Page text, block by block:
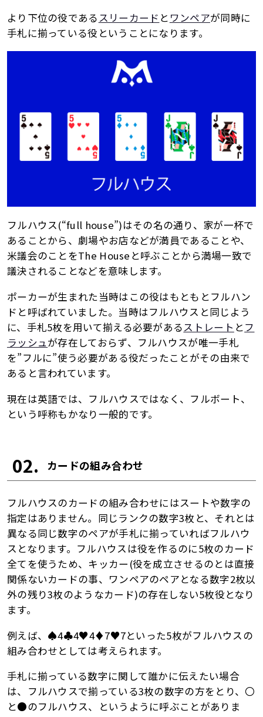
より下位の役である スリーカード と ワンペアが同時に
手札に揃っている役ということになります。
フルハウス(“full house”)はその名の通り、家が一杯で
あることから、劇場やお店などが満員であることや、
米議会のことをThe Houseと呼ぶことから満場一致で
議決されることなどを意味します。
ポーカーが生まれた当時はこの役はもともとフルハン
ドと呼ばれていました。当時はフルハウスと同じよう
に、手札5枚を用いて揃える必要があるストレート とフ
ラッシュが存在しておらず、フルハウスが唯一手札
を”フルに”使う必要がある役だったことがその由来で
あると言われています。
現在は英語では、フルハウスではなく、フルボート、
という呼称もかなり一般的です。
02. カードの組み合わせ
フルハウスのカードの組み合わせにはスートや数字の
指定はありません。同じランクの数字3枚と、それとは
異なる同じ数字のペアが手札に揃っていればフルハウ
スとなります。フルハウスは役を作るのに5枚のカード
全てを使うため、キッカー(役を成立させるのとは直接
関係ないカードの事、ワンペアのペアとなる数字2枚以
外の残り3枚のようなカード)の存在しない5枚役となり
ます。
例えば、♠4♣4♥4♦7♥7といった5枚がフルハウスの
組み合わせとしては考えられます。
手札に揃っている数字に関して誰かに伝えたい場合
は、フルハウスで揃っている3枚の数字の方をとり、〇
と●のフルハウス、というように呼ぶことがありま